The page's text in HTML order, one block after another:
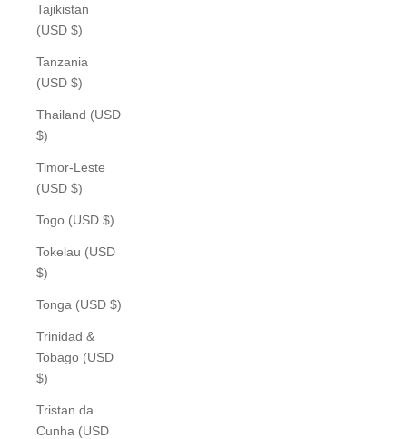
Tajikistan
(USD $)
Tanzania
(USD $)
Thailand (USD
$)
Timor-Leste
(USD $)
Togo (USD $)
Tokelau (USD
$)
Tonga (USD $)
Trinidad &
Tobago (USD
$)
Tristan da
Cunha (USD